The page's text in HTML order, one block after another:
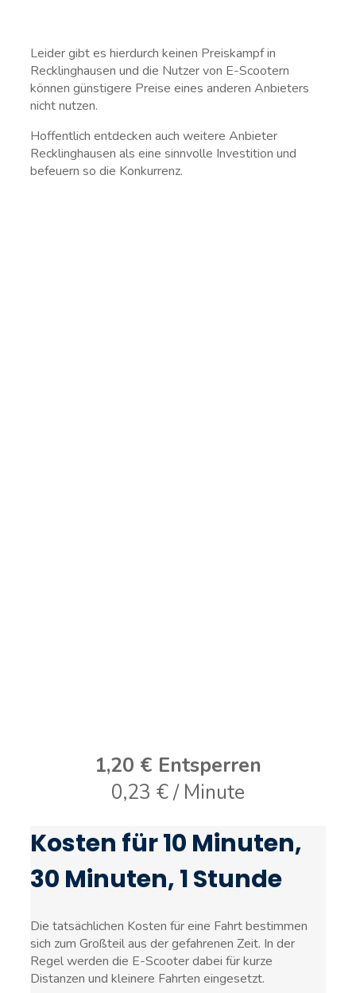
Leider gibt es hierdurch keinen Preiskampf in
Recklinghausen und die Nutzer von E-Scootern
können günstigere Preise eines anderen Anbieters
nicht nutzen.
Hoffentlich entdecken auch weitere Anbieter
Recklinghausen als eine sinnvolle Investition und
befeuern so die Konkurrenz.
1,20 € Entsperren
0,23 € / Minute
Kosten für 10 Minuten,
30 Minuten, 1 Stunde
Die tatsächlichen Kosten für eine Fahrt bestimmen
sich zum Großteil aus der gefahrenen Zeit. In der
Regel werden die E-Scooter dabei für kurze
Distanzen und kleinere Fahrten eingesetzt.